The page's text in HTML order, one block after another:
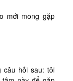
mới mong gặp
câu hỏi sau: tôi